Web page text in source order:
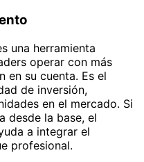
una herramienta
operar con más
en su cuenta. Es el
de inversión,
en el mercado. Si
desde la base, el
a integrar el
profesional.